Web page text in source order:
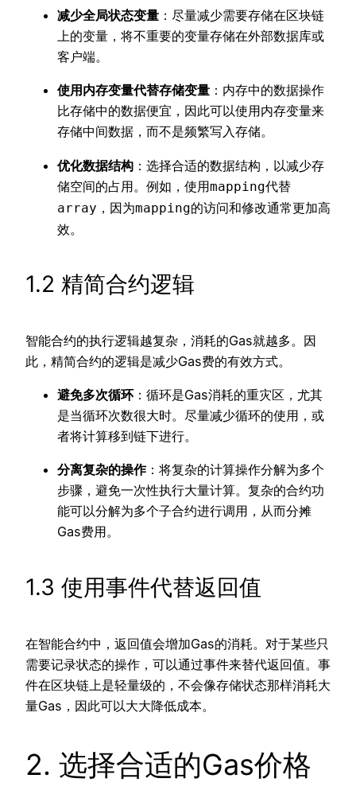
减少全局状态变量 ：尽量减少需要存储在区块链
上的变量，将不重要的变量存储在外部数据库或
客户端。
使用内存变量代替存储变量 ：内存中的数据操作
比存储中的数据便宜，因此可以使用内存变量来
存储中间数据，而不是频繁写入存储。
优化数据结构 ：选择合适的数据结构，以减少存
储空间的占用。例如，使用mapping代替
array ，因为mapping的访问和修改通常更加高
效。
1.2 精简合约逻辑
智能合约的执行逻辑越复杂，消耗的Gas就越多。因
此，精简合约的逻辑是减少Gas费的有效方式。
避免多次循环：循环是Gas消耗的重灾区，尤其
是当循环次数很大时。尽量减少循环的使用，或
者将计算移到链下进行。
分离复杂的操作：将复杂的计算操作分解为多个
步骤，避免一次性执行大量计算。复杂的合约功
能可以分解为多个子合约进行调用，从而分摊
Gas费用。
1.3 使用事件代替返回值
在智能合约中，返回值会增加Gas的消耗。对于某些只
需要记录状态的操作，可以通过事件来替代返回值。事
件在区块链上是轻量级的，不会像存储状态那样消耗大
量Gas，因此可以大大降低成本。
2. 选择合适的Gas价格